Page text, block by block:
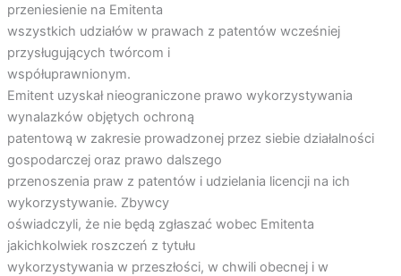
przeniesienie na Emitenta
wszystkich udziałów w prawach z patentów wcześniej
przysługujących twórcom i
współuprawnionym.
Emitent uzyskał nieograniczone prawo wykorzystywania
wynalazków objętych ochroną
patentową w zakresie prowadzonej przez siebie działalności
gospodarczej oraz prawo dalszego
przenoszenia praw z patentów i udzielania licencji na ich
wykorzystywanie. Zbywcy
oświadczyli, że nie będą zgłaszać wobec Emitenta
jakichkolwiek roszczeń z tytułu
wykorzystywania w przeszłości, w chwili obecnej i w